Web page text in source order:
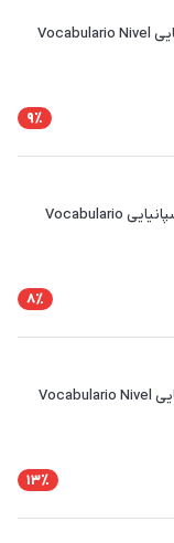
کتاب لغات مقدماتی اسپانیایی Vocabulario Nivel
9٪
کتاب لغات سطح متوسط اسپانیایی Vocabulario
8٪
کتاب لغات پیشرفته اسپانیایی Vocabulario Nivel
13٪